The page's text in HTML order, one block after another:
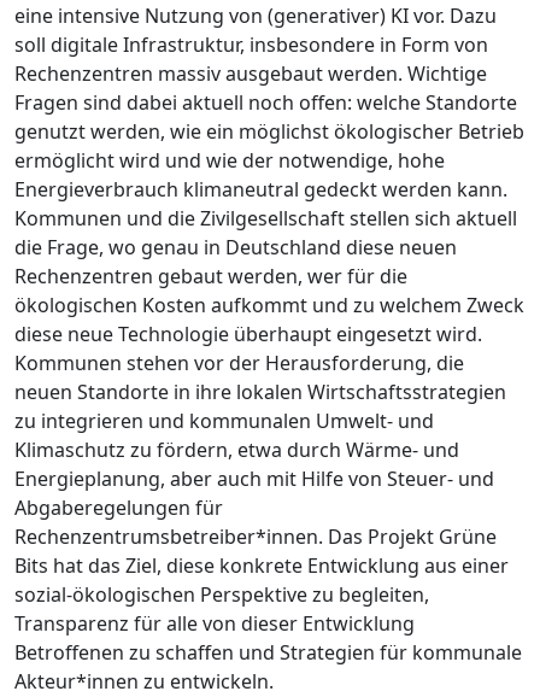
eine intensive Nutzung von (generativer) KI vor. Dazu
soll digitale Infrastruktur, insbesondere in Form von
Rechenzentren massiv ausgebaut werden. Wichtige
Fragen sind dabei aktuell noch offen: welche Standorte
genutzt werden, wie ein möglichst ökologischer Betrieb
ermöglicht wird und wie der notwendige, hohe
Energieverbrauch klimaneutral gedeckt werden kann.
Kommunen und die Zivilgesellschaft stellen sich aktuell
die Frage, wo genau in Deutschland diese neuen
Rechenzentren gebaut werden, wer für die
ökologischen Kosten aufkommt und zu welchem Zweck
diese neue Technologie überhaupt eingesetzt wird.
Kommunen stehen vor der Herausforderung, die
neuen Standorte in ihre lokalen Wirtschaftsstrategien
zu integrieren und kommunalen Umwelt- und
Klimaschutz zu fördern, etwa durch Wärme- und
Energieplanung, aber auch mit Hilfe von Steuer- und
Abgaberegelungen für
Rechenzentrumsbetreiber*innen. Das Projekt Grüne
Bits hat das Ziel, diese konkrete Entwicklung aus einer
sozial-ökologischen Perspektive zu begleiten,
Transparenz für alle von dieser Entwicklung
Betroffenen zu schaffen und Strategien für kommunale
Akteur*innen zu entwickeln.